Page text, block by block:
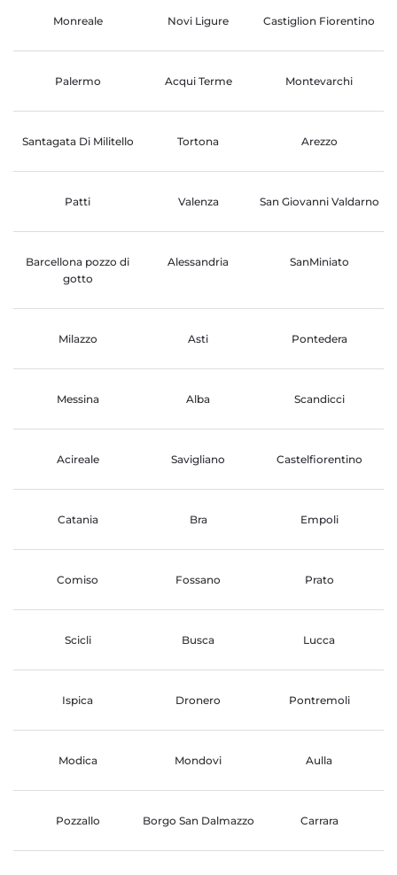
Monreale Novi Ligure Castiglion Fiorentino
Palermo Acqui Terme Montevarchi
Santagata Di Militello Tortona Arezzo
Patti Valenza San Giovanni Valdarno
Barcellona pozzo di
gotto
Alessandria SanMiniato
Milazzo Asti Pontedera
Messina Alba Scandicci
Acireale Savigliano Castelfiorentino
Catania Bra Empoli
Comiso Fossano Prato
Scicli Busca Lucca
Ispica Dronero Pontremoli
Modica Mondovi Aulla
Pozzallo Borgo San Dalmazzo Carrara